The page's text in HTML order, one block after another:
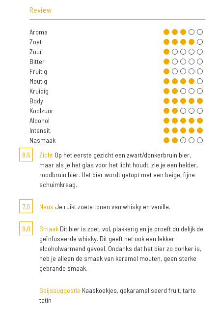
Review
Aroma
Zoet
Zuur
Bitter
Fruitig
Moutig
Kruidig
Body
Koolzuur
Alcohol
Intensit.
Nasmaak
8,5
Zicht Op het eerste gezicht een zwart/donkerbruin bier,
maar als je het glas voor het licht houdt, zie je een helder,
roodbruin bier. Het bier wordt getopt met een beige, fijne
schuimkraag.
7,0 Neus Je ruikt zoete tonen van whisky en vanille.
9,0 Smaak Dit bier is zoet, vol, plakkerig en je proeft duidelijk de
geïnfuseerde whisky. Dit geeft het ook een lekker
alcoholwarmend gevoel. Ondanks dat het bier zo donker is,
heb je alleen de smaak van karamel mouten, geen sterke
gebrande smaak.
Spijssuggestie Kaaskoekjes, gekarameliseerd fruit, tarte
tatin